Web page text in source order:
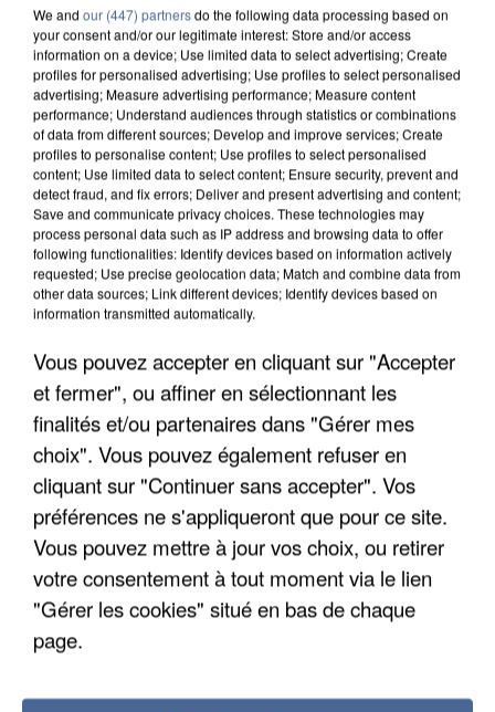
UN SECOND CADRE DE LA DZ MAFIA
INTERPELLÉ EN ALGÉRIE
We and our (447) partnersdo the following data processing based on
your consent and/or our legitimate interest: Store and/or access
information on a device; Use limited data to select advertising; Create
profiles for personalised advertising; Use profiles to select personalised
advertising; Measure advertising performance; Measure content
performance; Understand audiences through statistics or combinations
of data from different sources; Develop and improve services; Create
profiles to personalise content; Use profiles to select personalised
content; Use limited data to select content; Ensure security, prevent and
detect fraud, and fix errors; Deliver and present advertising and content;
Save and communicate privacy choices. These technologies may
process personal data such as IP address and browsing data to offer
following functionalities: Identify devices based on information actively
requested; Use precise geolocation data; Match and combine data from
other data sources; Link different devices; Identify devices based on
information transmitted automatically.
Vous pouvez accepter en cliquant sur "Accepter
et fermer", ou affiner en sélectionnant les
finalités et/ou partenaires dans "Gérer mes
choix". Vous pouvez également refuser en
cliquant sur "Continuer sans accepter". Vos
préférences ne s'appliqueront que pour ce site.
Vous pouvez mettre à jour vos choix, ou retirer
votre consentement à tout moment via le lien
"Gérer les cookies" situé en bas de chaque
page.